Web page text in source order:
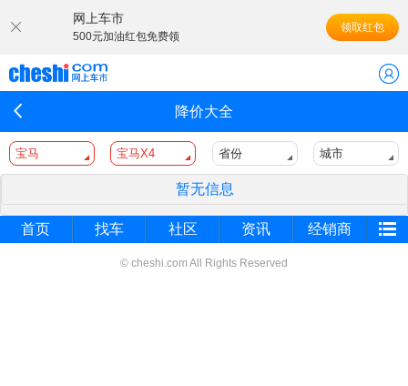
网上车市
500元加油红包免费领
领取红包
降价大全
宝马 宝马X4 省份 城市
暂无信息
首页 找车 社区 资讯 经销商
© cheshi.com All Rights Reserved